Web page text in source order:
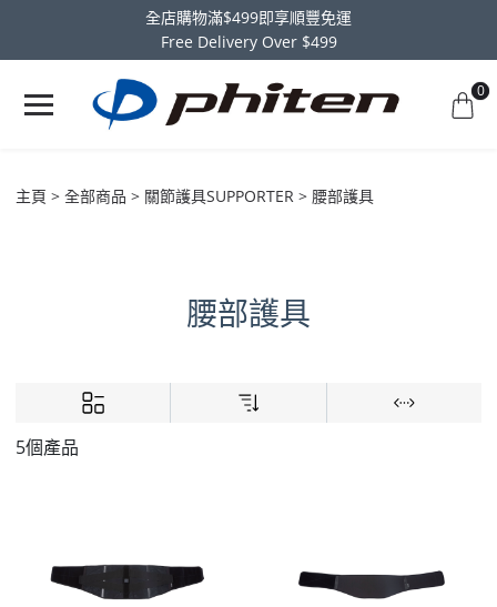
全店購物滿$499即享順豐免運
Free Delivery Over $499
0
主頁 全部商品 關節護具SUPPORTER 腰部護具
腰部護具
5個產品